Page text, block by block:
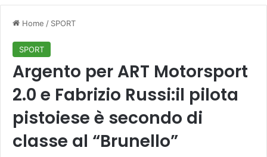
Home / SPORT
SPORT
Argento per ART Motorsport
2.0 e Fabrizio Russi:il pilota
pistoiese è secondo di
classe al “Brunello”